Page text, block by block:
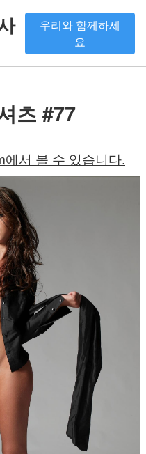
우리와 함께하세
요
츠 #77
서 볼 수 있습니다.